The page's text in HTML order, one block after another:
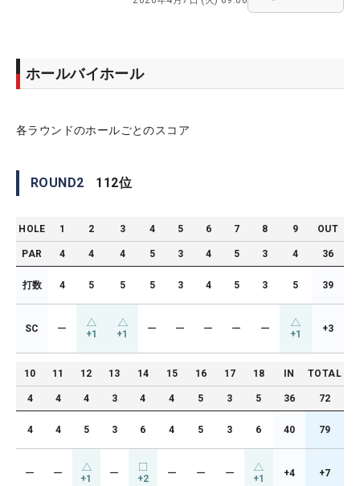
ホールバイホール
各ラウンドのホールごとのスコア
ROUND2 112位
HOLE 1 2 3 4 5 6 7 8 9 OUT
PAR 4 4 4 5 3 4 5 3 4 36
打数 4 5 5 5 3 4 5 3 5 39
SC ー +1 +1 ー ー ー ー ー +1 +3
10 11 12 13 14 15 16 17 18 IN TOTAL
4 4 4 3 4 4 5 3 5 36 72
4 4 5 3 6 4 5 3 6 40 79
ー ー +1 ー +2 ー ー ー +1 +4 +7